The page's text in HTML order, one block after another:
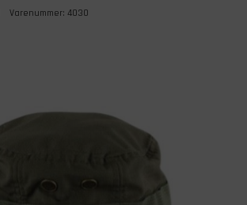
Varenummer: 4030